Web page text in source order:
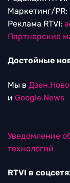
Маркетинг/PR:
Реклама RTVI:
Партнерские
Достойные
Мы в
и Google.News
Уведомление
технологий
RTVI в